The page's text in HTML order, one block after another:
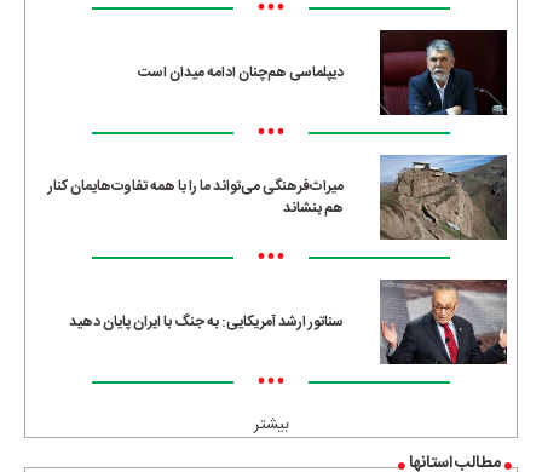
•••
دیپلماسی هم‌چنان ادامه میدان است
•••
میراث‌فرهنگی می‌تواند ما را با همه تفاوت‌هایمان کنار
هم بنشاند
•••
سناتور ارشد آمریکایی: به جنگ با ایران پایان دهید
•••
بیشتر
مطالب استانها